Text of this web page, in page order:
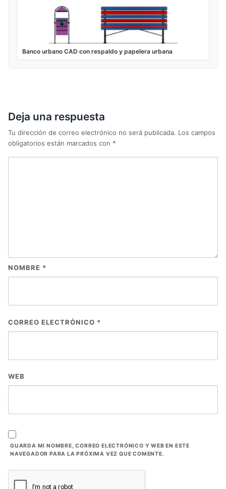
Banco urbano CAD con respaldo y papelera urbana
Deja una respuesta
Tu dirección de correo electrónico no será publicada. Los campos
obligatorios están marcados con *
NOMBRE *
CORREO ELECTRÓNICO *
WEB
GUARDA MI NOMBRE, CORREO ELECTRÓNICO Y WEB EN ESTE
NAVEGADOR PARA LA PRÓXIMA VEZ QUE COMENTE.